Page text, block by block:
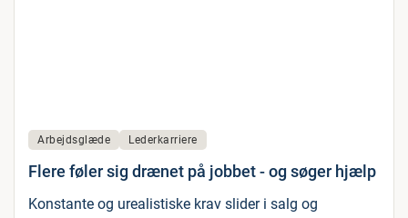
Arbejdsglæde Lederkarriere
Flere føler sig drænet på jobbet - og søger hjælp
Konstante og urealistiske krav slider i salg og